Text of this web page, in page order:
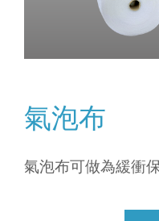
氣泡布
氣泡布可做為緩衝